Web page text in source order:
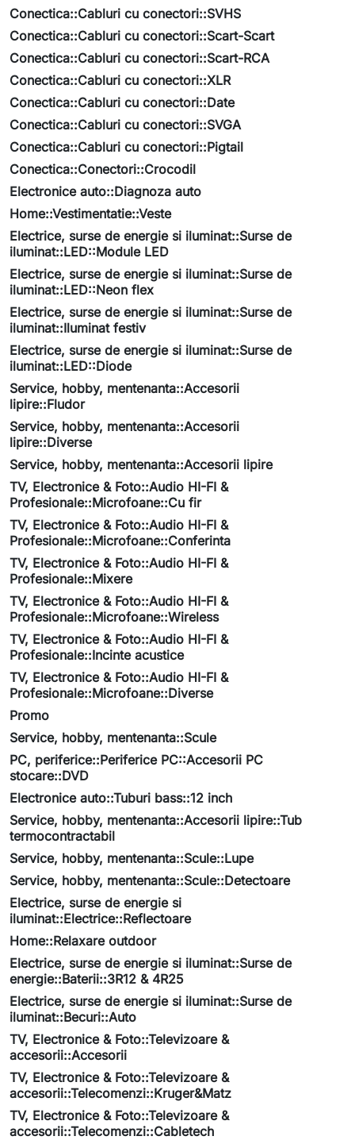
Conectica::Cabluri cu conectori::SVHS
Conectica::Cabluri cu conectori::Scart-Scart
Conectica::Cabluri cu conectori::Scart-RCA
Conectica::Cabluri cu conectori::XLR
Conectica::Cabluri cu conectori::Date
Conectica::Cabluri cu conectori::SVGA
Conectica::Cabluri cu conectori::Pigtail
Conectica::Conectori::Crocodil
Electronice auto::Diagnoza auto
Home::Vestimentatie::Veste
Electrice, surse de energie si iluminat::Surse de
iluminat::LED::Module LED
Electrice, surse de energie si iluminat::Surse de
iluminat::LED::Neon flex
Electrice, surse de energie si iluminat::Surse de
iluminat::Iluminat festiv
Electrice, surse de energie si iluminat::Surse de
iluminat::LED::Diode
Service, hobby, mentenanta::Accesorii
lipire::Fludor
Service, hobby, mentenanta::Accesorii
lipire::Diverse
Service, hobby, mentenanta::Accesorii lipire
TV, Electronice & Foto::Audio HI-FI &
Profesionale::Microfoane::Cu fir
TV, Electronice & Foto::Audio HI-FI &
Profesionale::Microfoane::Conferinta
TV, Electronice & Foto::Audio HI-FI &
Profesionale::Mixere
TV, Electronice & Foto::Audio HI-FI &
Profesionale::Microfoane::Wireless
TV, Electronice & Foto::Audio HI-FI &
Profesionale::Incinte acustice
TV, Electronice & Foto::Audio HI-FI &
Profesionale::Microfoane::Diverse
Promo
Service, hobby, mentenanta::Scule
PC, periferice::Periferice PC::Accesorii PC
stocare::DVD
Electronice auto::Tuburi bass::12 inch
Service, hobby, mentenanta::Accesorii lipire::Tub
termocontractabil
Service, hobby, mentenanta::Scule::Lupe
Service, hobby, mentenanta::Scule::Detectoare
Electrice, surse de energie si
iluminat::Electrice::Reflectoare
Home::Relaxare outdoor
Electrice, surse de energie si iluminat::Surse de
energie::Baterii::3R12 & 4R25
Electrice, surse de energie si iluminat::Surse de
iluminat::Becuri::Auto
TV, Electronice & Foto::Televizoare &
accesorii::Accesorii
TV, Electronice & Foto::Televizoare &
accesorii::Telecomenzi::Kruger&Matz
TV, Electronice & Foto::Televizoare &
accesorii::Telecomenzi::Cabletech